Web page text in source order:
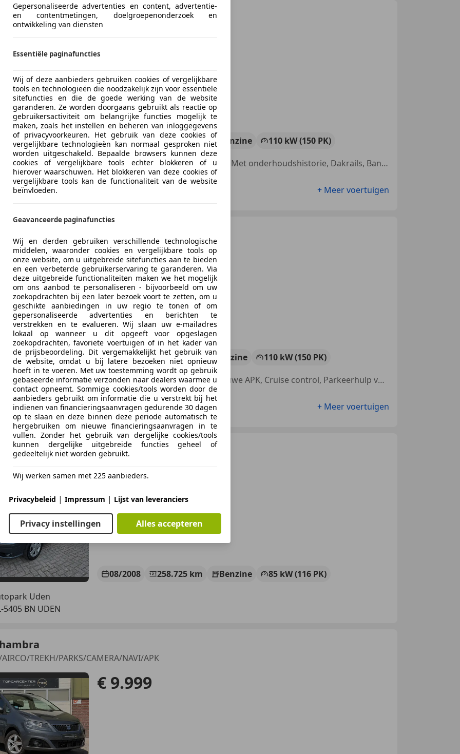
7p |Camera|Climate|Cruise|
€ 6.950
05/2012 213.015 km Benzine
110 kW (150 PK)
Trekhaak, Stoelverwarming, Achter airbag, Parkeerhulp met camera, Met onderhoudshistorie, Dakrails, Bandenspanningscontrole, Parkeerhulp voor
Automotive B.V.
7821 AH EMMEN
+ Meer voertuigen
7p Style
€ 21.950
04/2018 96.349 km Benzine
110 kW (150 PK)
Bandenspanningscontrole, Dakrails, Elektrische stoelverstelling, Nieuwe APK, Cruise control, Parkeerhulp voor, Stoelverwarming, Emergency Brake Assist
VLISSINGEN
+ Meer voertuigen
7 pers,
08/2008 258.725 km Benzine
85 kW (116 PK)
Uden
5405 BN UDEN
TREKH/PARKS/CAMERA/NAVI/APK
€ 9.999
Gepersonaliseerde advertenties en content, advertentie-
en contentmetingen, doelgroepenonderzoek en
ontwikkeling van diensten
Essentiële paginafuncties
Wij of deze aanbieders gebruiken cookies of vergelijkbare
tools en technologieën die noodzakelijk zijn voor essentiële
sitefuncties en die de goede werking van de website
garanderen. Ze worden doorgaans gebruikt als reactie op
gebruikersactiviteit om belangrijke functies mogelijk te
maken, zoals het instellen en beheren van inloggegevens
of privacyvoorkeuren. Het gebruik van deze cookies of
vergelijkbare technologieën kan normaal gesproken niet
worden uitgeschakeld. Bepaalde browsers kunnen deze
cookies of vergelijkbare tools echter blokkeren of u
hierover waarschuwen. Het blokkeren van deze cookies of
vergelijkbare tools kan de functionaliteit van de website
beïnvloeden.
Geavanceerde paginafuncties
Wij en derden gebruiken verschillende technologische
middelen, waaronder cookies en vergelijkbare tools op
onze website, om u uitgebreide sitefuncties aan te bieden
en een verbeterde gebruikerservaring te garanderen. Via
deze uitgebreide functionaliteiten maken we het mogelijk
om ons aanbod te personaliseren - bijvoorbeeld om uw
zoekopdrachten bij een later bezoek voort te zetten, om u
geschikte aanbiedingen in uw regio te tonen of om
gepersonaliseerde advertenties en berichten te
verstrekken en te evalueren. Wij slaan uw e-mailadres
lokaal op wanneer u dit opgeeft voor opgeslagen
zoekopdrachten, favoriete voertuigen of in het kader van
de prijsbeoordeling. Dit vergemakkelijkt het gebruik van
de website, omdat u bij latere bezoeken niet opnieuw
hoeft in te voeren. Met uw toestemming wordt op gebruik
gebaseerde informatie verzonden naar dealers waarmee u
contact opneemt. Sommige cookies/tools worden door de
aanbieders gebruikt om informatie die u verstrekt bij het
indienen van financieringsaanvragen gedurende 30 dagen
op te slaan en deze binnen deze periode automatisch te
hergebruiken om nieuwe financieringsaanvragen in te
vullen. Zonder het gebruik van dergelijke cookies/tools
kunnen dergelijke uitgebreide functies geheel of
gedeeltelijk niet worden gebruikt.
Wij werken samen met 225 aanbieders.
Privacybeleid | Impressum | Lijst van leveranciers
Privacy instellingen Alles accepteren